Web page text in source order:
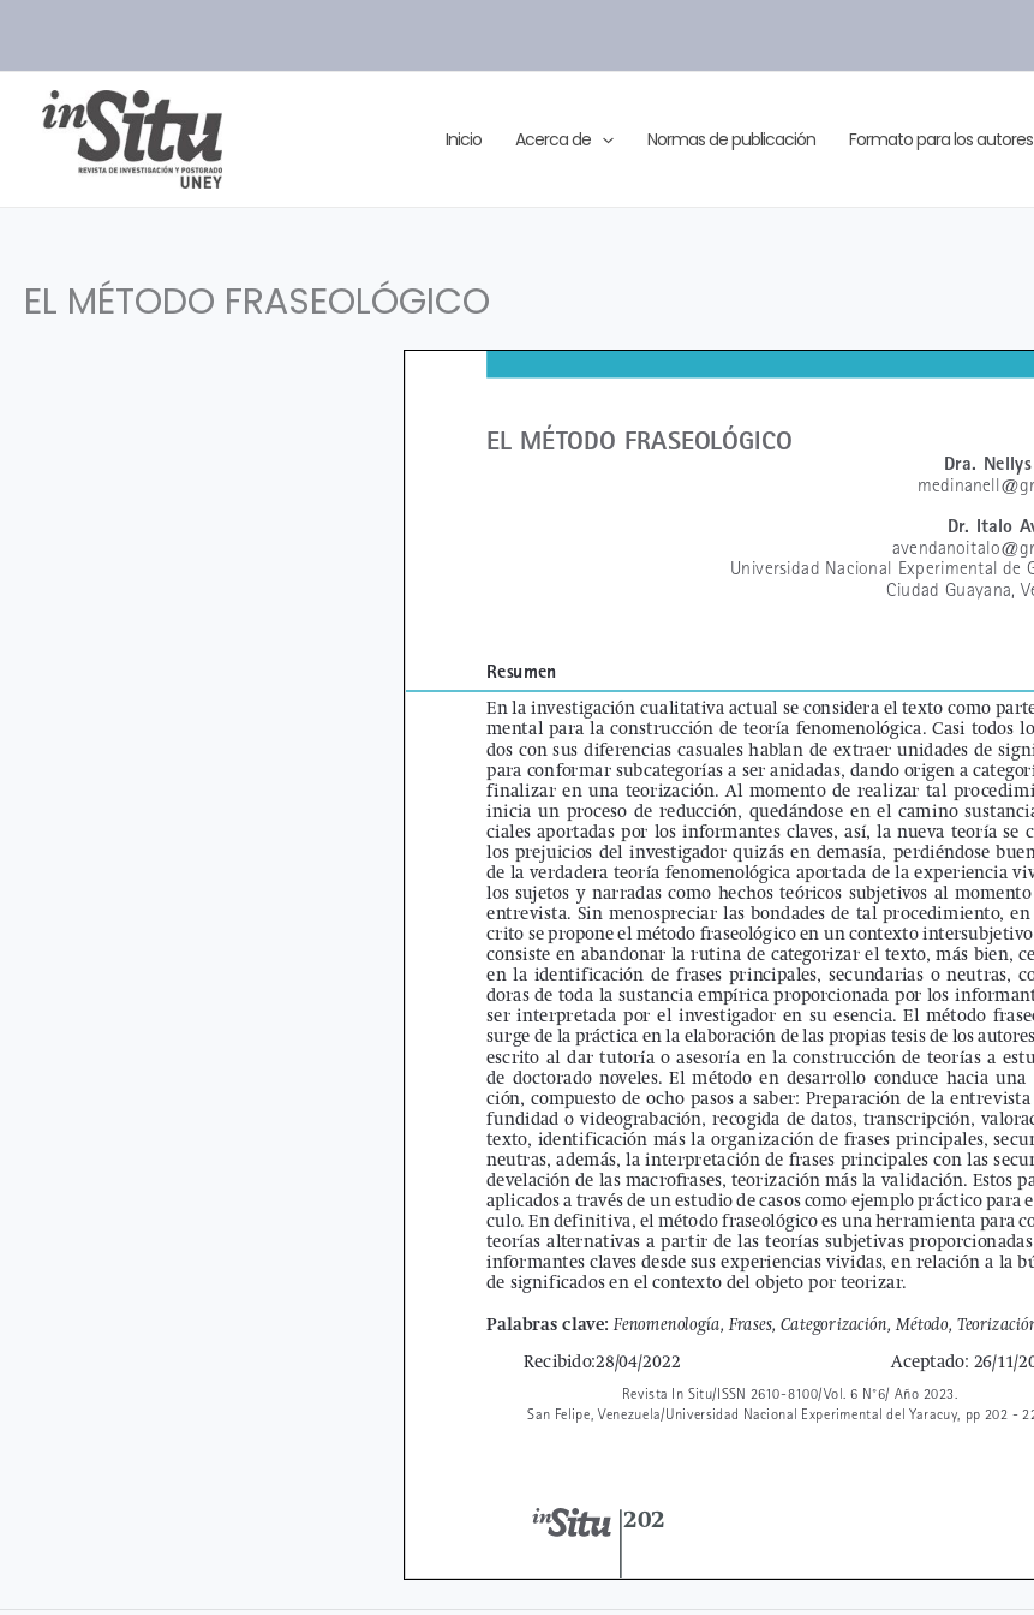
Inicio Acerca de Normas de publicación Formato para los autores
EL MÉTODO FRASEOLÓGICO